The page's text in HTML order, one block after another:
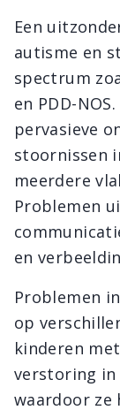
Een
autisme en
spectrum
en PDD-
pervasieve
stoornissen
meerdere
Problemen
en
Problemen
op
kinderen
verstoring in
waardoor ze